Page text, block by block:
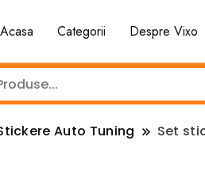
Acasa Categorii Despre Vixo
Auto Tuning
Set